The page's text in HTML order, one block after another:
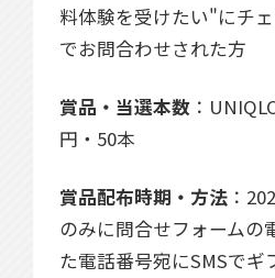
料体験を受けたい"にチ
でお問合わせされた方
賞品・当選本数：
円・50本
賞品配布時期・方法：
のみに問合せフォームの
た電話番号宛にSMSでギ